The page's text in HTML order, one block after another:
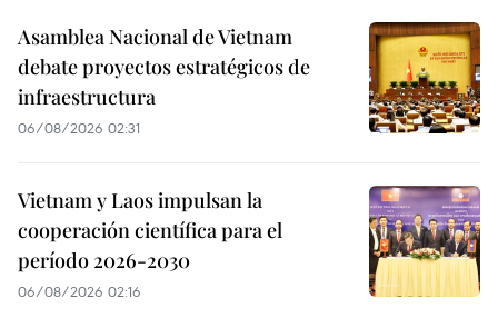
Asamblea Nacional de Vietnam
debate proyectos estratégicos de
infraestructura
06/08/2026 02:31
Vietnam y Laos impulsan la
cooperación científica para el
período 2026-2030
06/08/2026 02:16